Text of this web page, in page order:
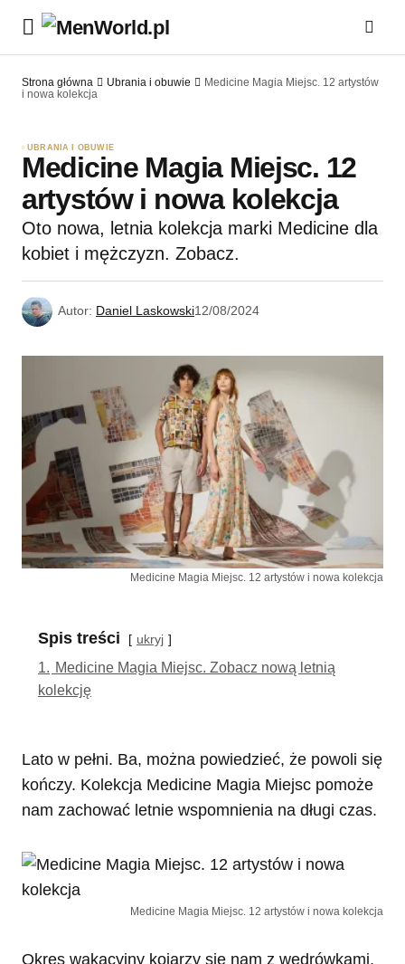
Strona główna Ubrania i obuwie
Medicine Magia Miejsc. 12 artystów
i nowa kolekcja
UBRANIA I OBUWIE
Medicine Magia Miejsc. 12
artystów i nowa kolekcja
Oto nowa, letnia kolekcja marki Medicine dla
kobiet i mężczyzn. Zobacz.
Autor: Daniel Laskowski12/08/2024
Medicine Magia Miejsc. 12 artystów i nowa kolekcja
Spis treści ukryj
1. Medicine Magia Miejsc. Zobacz nową letnią
kolekcję
Lato w pełni. Ba, można powiedzieć, że powoli się
kończy. Kolekcja Medicine Magia Miejsc pomoże
nam zachować letnie wspomnienia na długi czas.
Medicine Magia Miejsc. 12 artystów i nowa kolekcja
Okres wakacyjny kojarzy się nam z wędrówkami,